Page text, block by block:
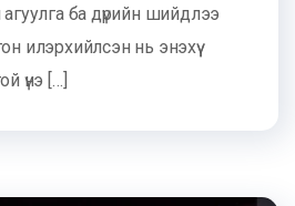
ба дүрийн шийдлээ
илэрхийлсэн нь энэхүү
үнэ […]